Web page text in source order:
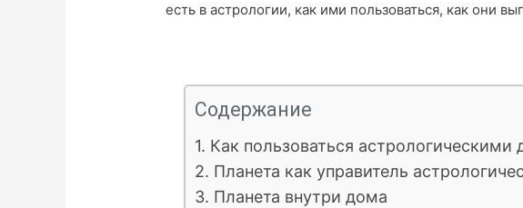
есть в астрологии, как ими пользоваться, как они
Содержание
1. Как пользоваться астрологическими
2. Планета как управитель
3. Планета внутри дома